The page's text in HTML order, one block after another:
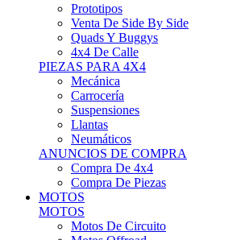
Prototipos
Venta De Side By Side
Quads Y Buggys
4x4 De Calle
PIEZAS PARA 4X4
Mecánica
Carrocería
Suspensiones
Llantas
Neumáticos
ANUNCIOS DE COMPRA
Compra De 4x4
Compra De Piezas
MOTOS
MOTOS
Motos De Circuito